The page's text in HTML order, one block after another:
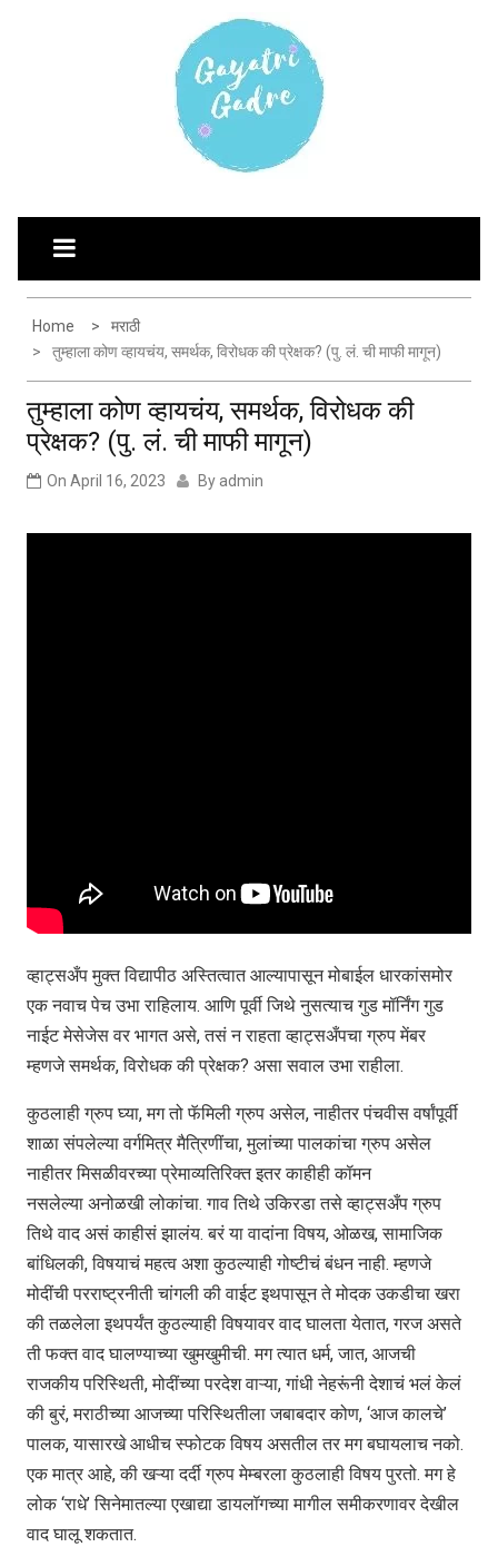
AYATRI'S BLOG
Explore the world through my eyes
Home
मराठी
तुम्हाला कोण व्हायचंय, समर्थक, विरोधक की प्रेक्षक? (पु. लं. ची माफी मागून)
तुम्हाला कोण व्हायचंय, समर्थक, विरोधक की
प्रेक्षक? (पु. लं. ची माफी मागून)
On April 16, 2023 By admin
व्हाट्सअँप मुक्त विद्यापीठ अस्तित्वात आल्यापासून मोबाईल धारकांसमोर
एक नवाच पेच उभा राहिलाय. आणि पूर्वी जिथे नुसत्याच गुड मॉर्निंग गुड
नाईट मेसेजेस वर भागत असे, तसं न राहता व्हाट्सअँपचा ग्रुप मेंबर
म्हणजे समर्थक, विरोधक की प्रेक्षक? असा सवाल उभा राहीला.
कुठलाही ग्रुप घ्या, मग तो फॅमिली ग्रुप असेल, नाहीतर पंचवीस वर्षांपूर्वी
शाळा संपलेल्या वर्गमित्र मैत्रिणींचा, मुलांच्या पालकांचा ग्रुप असेल
नाहीतर मिसळीवरच्या प्रेमाव्यतिरिक्त इतर काहीही कॉमन
नसलेल्या अनोळखी लोकांचा. गाव तिथे उकिरडा तसे व्हाट्सअँप ग्रुप
तिथे वाद असं काहीसं झालंय. बरं या वादांना विषय, ओळख, सामाजिक
बांधिलकी, विषयाचं महत्व अशा कुठल्याही गोष्टीचं बंधन नाही. म्हणजे
मोदींची परराष्ट्रनीती चांगली की वाईट इथपासून ते मोदक उकडीचा खरा
की तळलेला इथपर्यंत कुठल्याही विषयावर वाद घालता येतात, गरज असते
ती फक्त वाद घालण्याच्या खुमखुमीची. मग त्यात धर्म, जात, आजची
राजकीय परिस्थिती, मोदींच्या परदेश वाऱ्या, गांधी नेहरूंनी देशाचं भलं केलं
की बुरं, मराठीच्या आजच्या परिस्थितीला जबाबदार कोण, ‘आज कालचे’
पालक, यासारखे आधीच स्फोटक विषय असतील तर मग बघायलाच नको.
एक मात्र आहे, की खऱ्या दर्दी ग्रुप मेम्बरला कुठलाही विषय पुरतो. मग हे
लोक ‘राधे’ सिनेमातल्या एखाद्या डायलॉगच्या मागील समीकरणावर देखील
वाद घालू शकतात.